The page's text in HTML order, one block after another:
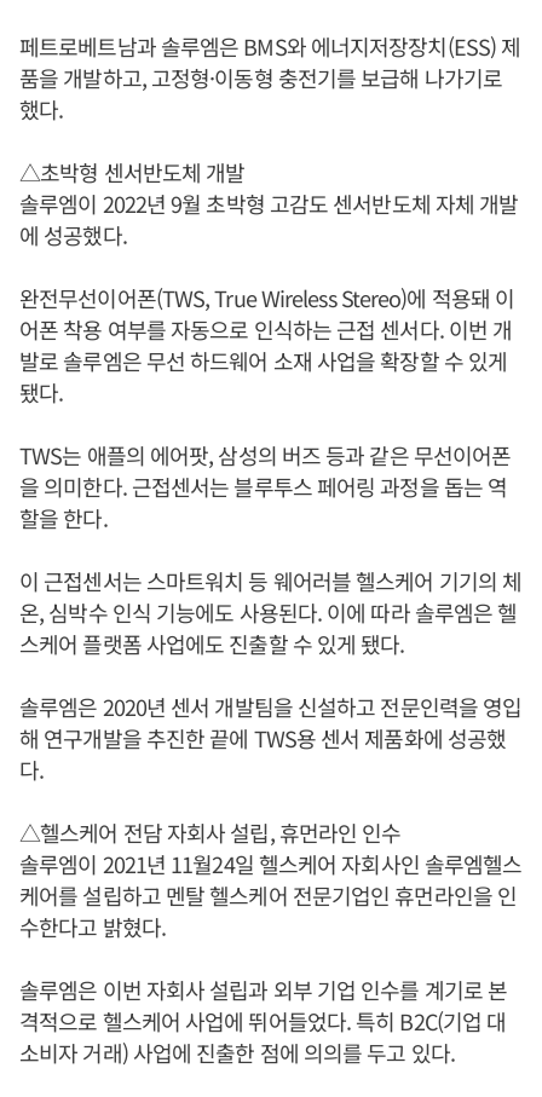
페트로베트남과 솔루엠은 BMS와 에너지저장장치(ESS) 제
품을 개발하고, 고정형·이동형 충전기를 보급해 나가기로
했다.
△초박형 센서반도체 개발
솔루엠이 2022년 9월 초박형 고감도 센서반도체 자체 개발
에 성공했다.
완전무선이어폰(TWS, True Wireless Stereo)에 적용돼 이
어폰 착용 여부를 자동으로 인식하는 근접 센서다. 이번 개
발로 솔루엠은 무선 하드웨어 소재 사업을 확장할 수 있게
됐다.
TWS는 애플의 에어팟, 삼성의 버즈 등과 같은 무선이어폰
을 의미한다. 근접센서는 블루투스 페어링 과정을 돕는 역
할을 한다.
이 근접센서는 스마트워치 등 웨어러블 헬스케어 기기의 체
온, 심박수 인식 기능에도 사용된다. 이에 따라 솔루엠은 헬
스케어 플랫폼 사업에도 진출할 수 있게 됐다.
솔루엠은 2020년 센서 개발팀을 신설하고 전문인력을 영입
해 연구개발을 추진한 끝에 TWS용 센서 제품화에 성공했
다.
△헬스케어 전담 자회사 설립, 휴먼라인 인수
솔루엠이 2021년 11월24일 헬스케어 자회사인 솔루엠헬스
케어를 설립하고 멘탈 헬스케어 전문기업인 휴먼라인을 인
수한다고 밝혔다.
솔루엠은 이번 자회사 설립과 외부 기업 인수를 계기로 본
격적으로 헬스케어 사업에 뛰어들었다. 특히 B2C(기업 대
소비자 거래) 사업에 진출한 점에 의의를 두고 있다.